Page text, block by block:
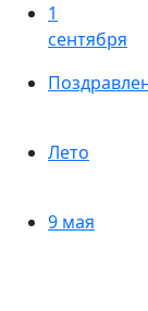
1
сентября
Лето
9 мая